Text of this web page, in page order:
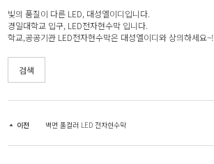
빛의 품질이 다른 LED, 대성엘이디입니다.
경일대학교 입구, LED전자현수막 입니다.
학교,공공기관 LED전자현수막은 대성엘이디와 상의하세요~!
검색
이전 벽면 풀컬러 LED 전자현수막